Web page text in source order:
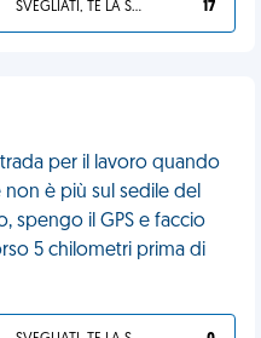
SVEGLIATI, TE LA SEI CERCATA! 17
per il lavoro quando
è più sul sedile del
spengo il GPS e faccio
5 chilometri prima di